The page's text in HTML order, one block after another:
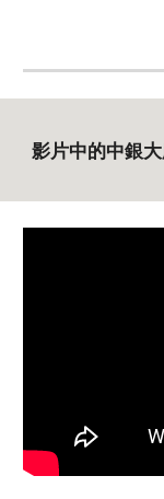
影片中的中銀